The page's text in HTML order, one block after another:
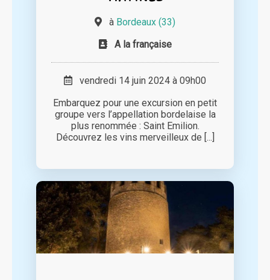
à Bordeaux (33)
A la française
vendredi 14 juin 2024 à 09h00
Embarquez pour une excursion en petit
groupe vers l’appellation bordelaise la
plus renommée : Saint Emilion.
Découvrez les vins merveilleux de [...]